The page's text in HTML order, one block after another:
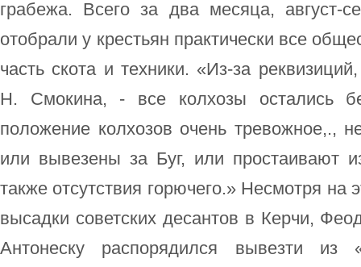
грабежа. Всего за два месяца, август-
отобрали у крестьян практически все
часть скота и техники. «Из-за
Н. Смокина, - все колхозы остались
положение колхозов очень тревожное,.,
или вывезены за Буг, или простаивают
также отсутствия горючего.» Несмотря на
высадки советских десантов в Керчи,
Антонеску распорядился вывезти из